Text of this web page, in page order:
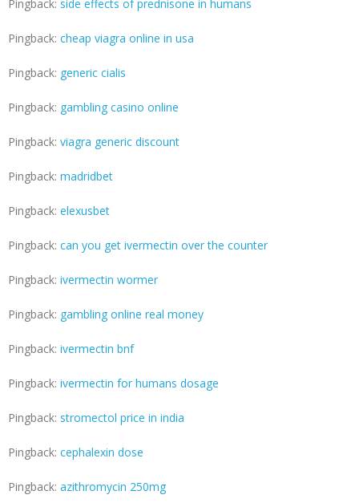
Pingback: side effects of prednisone in humans
Pingback: cheap viagra online in usa
Pingback: generic cialis
Pingback: gambling casino online
Pingback: viagra generic discount
Pingback: madridbet
Pingback: elexusbet
Pingback: can you get ivermectin over the counter
Pingback: ivermectin wormer
Pingback: gambling online real money
Pingback: ivermectin bnf
Pingback: ivermectin for humans dosage
Pingback: stromectol price in india
Pingback: cephalexin dose
Pingback: azithromycin 250mg